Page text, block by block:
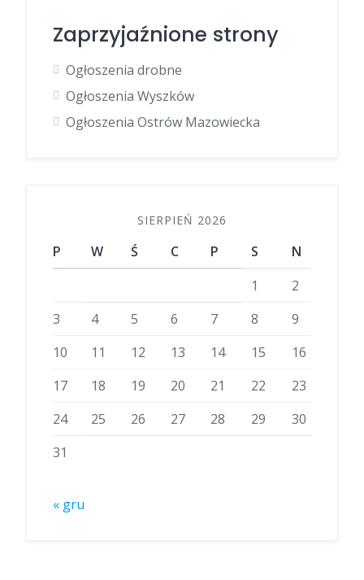
Zaprzyjaźnione strony
Ogłoszenia drobne
Ogłoszenia Wyszków
Ogłoszenia Ostrów Mazowiecka
SIERPIEŃ 2026
P W Ś C P S
N
1
2
3
4 5 6 7 8
9
10
11 12 13 14 15
16
17
18 19 20 21 22
23
24
25 26 27 28 29
30
31
« gru